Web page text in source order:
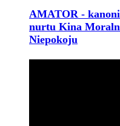
AMATOR -
nurtu Kina
Niepokoju